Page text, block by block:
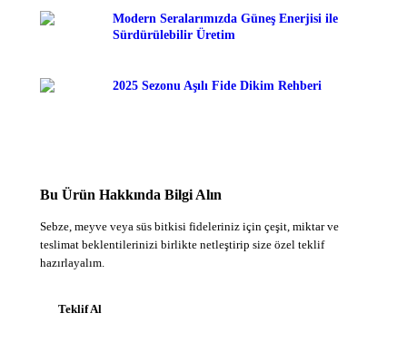
Modern Seralarımızda Güneş Enerjisi ile
Sürdürülebilir Üretim
2025 Sezonu Aşılı Fide Dikim Rehberi
Bu Ürün Hakkında Bilgi Alın
Sebze, meyve veya süs bitkisi fideleriniz için çeşit, miktar ve
teslimat beklentilerinizi birlikte netleştirip size özel teklif
hazırlayalım.
Teklif Al